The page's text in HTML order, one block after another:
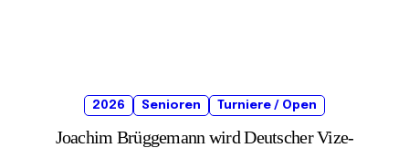
2026 Senioren Turniere / Open
Joachim Brüggemann wird Deutscher Vize-